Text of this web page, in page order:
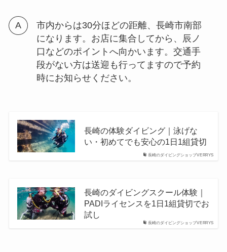
市内からは30分ほどの距離、長崎市南部
になります。お店に集合してから、辰ノ
口などのポイントへ向かいます。交通手
段がない方は送迎も行ってますので予約
時にお知らせください。
長崎のダイビングショップVERRYS
長崎の体験ダイビング｜泳げな
い・初めてでも安心の1日1組貸切
長崎のダイビングショップVERRYS
長崎のダイビングスクール体験｜
PADIライセンスを1日1組貸切でお
試し